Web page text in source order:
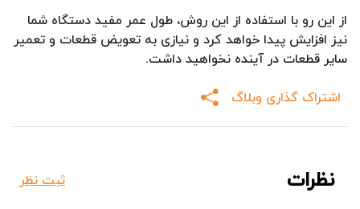
از این رو با استفاده از این روش، طول عمر مفید دستگاه شما
نیز افزایش پیدا خواهد کرد و نیازی به تعویض قطعات و تعمیر
سایر قطعات در آینده نخواهید داشت.
اشتراک گذاری وبلاگ
نظرات ثبت نظر